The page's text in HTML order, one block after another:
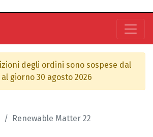
degli ordini sono sospese dal
giorno 30 agosto 2026
Renewable Matter 22